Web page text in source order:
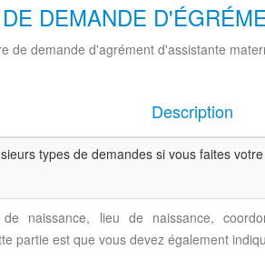
DEMANDE
de demande d'agrément d'assistante
Description
types de demandes si vous faites
naissance, lieu de naissance,
partie est que vous devez également